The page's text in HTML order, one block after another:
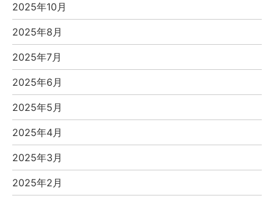
2025年10月
2025年8月
2025年7月
2025年6月
2025年5月
2025年4月
2025年3月
2025年2月